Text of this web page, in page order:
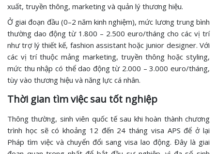
xuất, truyền thông, marketing và quản lý thương hiệu.
Ở giai đoạn đầu (0–2 năm kinh nghiệm), mức lương trung bình
thường dao động từ 1.800 – 2.500 euro/tháng cho các vị trí
như trợ lý thiết kế, fashion assistant hoặc junior designer. Với
các vị trí thuộc mảng marketing, truyền thông hoặc styling,
mức thu nhập có thể dao động từ 2.000 – 3.000 euro/tháng,
tùy vào thương hiệu và năng lực cá nhân.
Thời gian tìm việc sau tốt nghiệp
Thông thường, sinh viên quốc tế sau khi hoàn thành chương
trình học sẽ có khoảng 12 đến 24 tháng visa APS để ở lại
Pháp tìm việc và chuyển đổi sang visa lao động. Đây là giai